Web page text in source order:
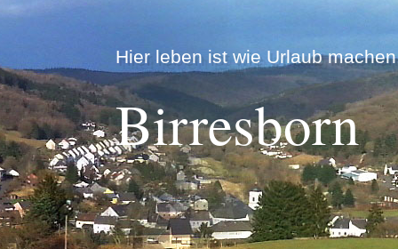
Hier leben ist wie Urlaub
Birresborn